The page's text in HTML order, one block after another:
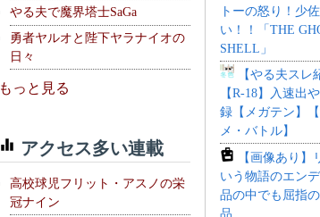
やる夫で魔界塔士SaGa
勇者ヤルオと陛下ヤラナイオの
日々
もっと見る
アクセス多い連載
高校球児フリット・アスノの栄
冠ナイン
トーの怒り！少
い！！「THE
SHELL」
【やる夫スレ
【R-18】入速
録【メガテン】
メ・バトル】
【画像あり】
いう物語のエン
品の中でも屈指
品